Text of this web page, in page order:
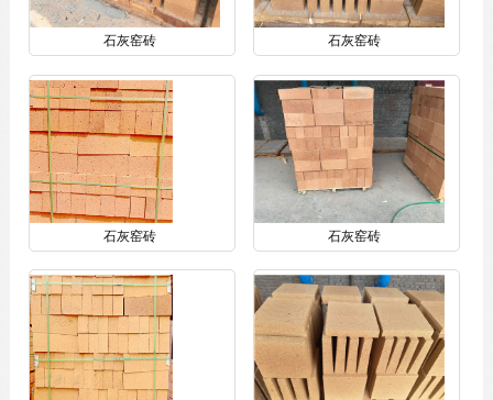
石灰窑砖 石灰窑砖
石灰窑砖 石灰窑砖